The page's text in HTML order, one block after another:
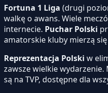
Fortuna 1 Liga (drugi
walkę o awans. Wiele
internecie. Puchar Polski
amatorskie kluby mierzą
Reprezentacja Polski w
zawsze wielkie
są na TVP, dostępne dla